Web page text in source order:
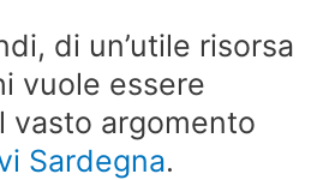
di un’utile risorsa
vuole essere
vasto argomento
Sardegna.